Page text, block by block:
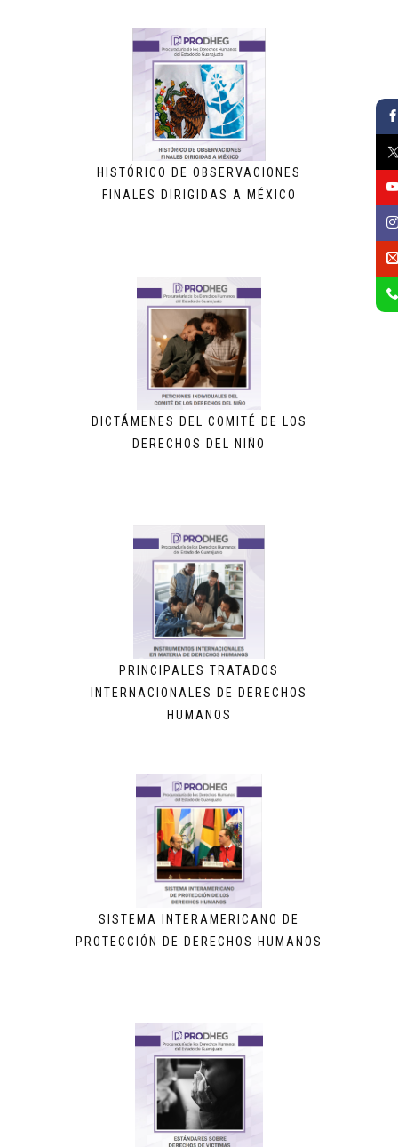
HISTÓRICO DE OBSERVACIONES
FINALES DIRIGIDAS A MÉXICO
DICTÁMENES DEL COMITÉ DE LOS
DERECHOS DEL NIÑO
PRINCIPALES TRATADOS
INTERNACIONALES DE DERECHOS
HUMANOS
SISTEMA INTERAMERICANO DE
PROTECCIÓN DE DERECHOS HUMANOS